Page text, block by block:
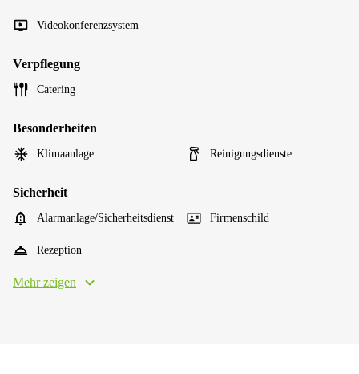
Videokonferenzsystem
Verpflegung
Catering
Besonderheiten
Klimaanlage Reinigungsdienste
Sicherheit
Alarmanlage/Sicherheitsdienst Firmenschild
Rezeption
Mehr zeigen